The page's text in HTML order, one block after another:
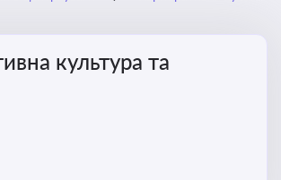
культура та